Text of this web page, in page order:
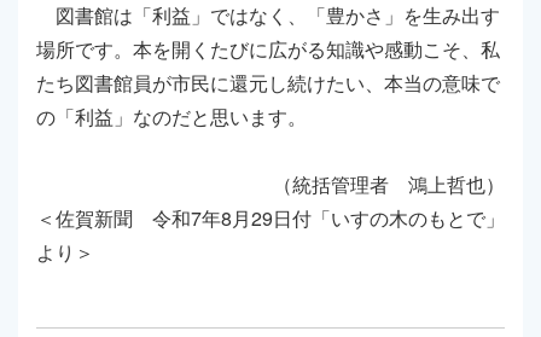
図書館は「利益」ではなく、「豊かさ」を生み出す
場所です。本を開くたびに広がる知識や感動こそ、私
たち図書館員が市民に還元し続けたい、本当の意味で
の「利益」なのだと思います。
（統括管理者 鴻上哲也）
＜佐賀新聞 令和7年8月29日付「いすの木のもとで」
より＞